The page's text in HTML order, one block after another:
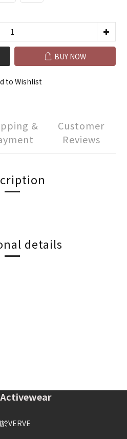
BUY NOW
to Wishlist
&
Customer
Reviews
details
VERVE